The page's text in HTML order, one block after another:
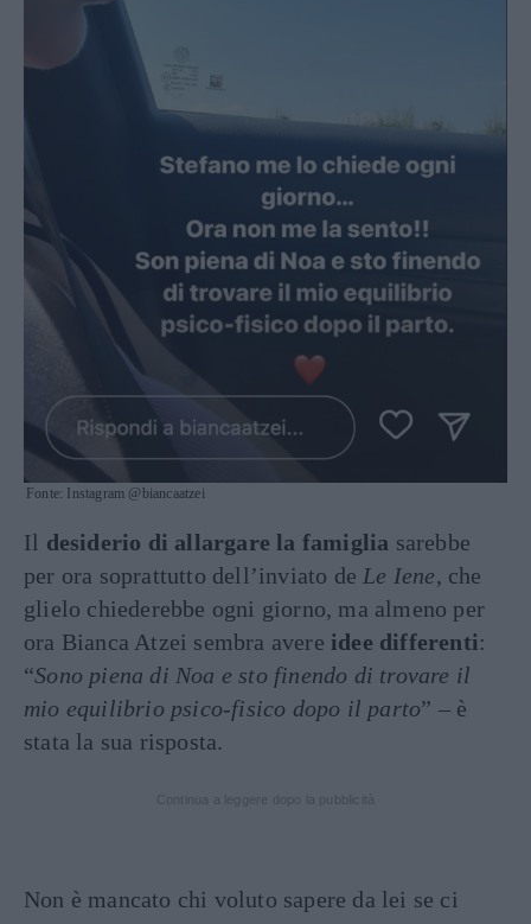
Fonte: Instagram @biancaatzei
Il desiderio di allargare la famiglia sarebbe
per ora soprattutto dell’inviato de Le Iene, che
glielo chiederebbe ogni giorno, ma almeno per
ora Bianca Atzei sembra avere idee differenti:
“Sono piena di Noa e sto finendo di trovare il
mio equilibrio psico-fisico dopo il parto” – è
stata la sua risposta.
Non è mancato chi voluto sapere da lei se ci